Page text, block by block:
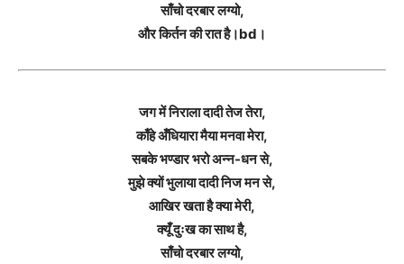
साँचो दरबार लग्यो,
और किर्तन की रात है।bd।
जग में निराला दादी तेज तेरा,
काँहे अँधियारा मैया मनवा मेरा,
सबके भण्डार भरो अन्न-धन से,
मुझे क्यों भुलाया दादी निज मन से,
आखिर खता है क्या मेरी,
क्यूँ दुःख का साथ है,
साँचो दरबार लग्यो,